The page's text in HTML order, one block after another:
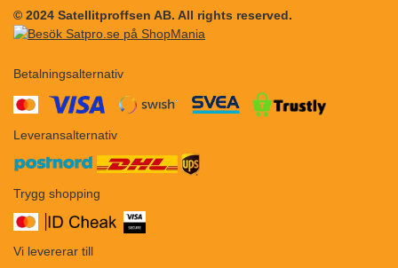
© 2024 Satellitproffsen AB. All rights reserved.
Betalningsalternativ
Leveransalternativ
Trygg shopping
Vi levererar till